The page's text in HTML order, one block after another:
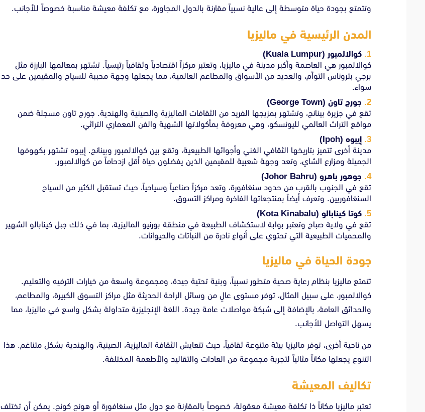
وتتمتع بجودة حياة متوسطة إلى عالية نسبياً مقارنة بالدول المجاورة، مع تكلفة معيشة مناسبة خصوصاً للأجانب.
المدن الرئيسية في ماليزيا
كوالالمبور (Kuala Lumpur)
كوالالمبور هي العاصمة وأكبر مدينة في ماليزيا، وتعتبر مركزاً اقتصادياً وثقافياً رئيسياً. تشتهر بمعالمها البارزة مثل
برجي بتروناس التوأم، والعديد من الأسواق والمطاعم العالمية، مما يجعلها وجهة محببة للسياح والمقيمين على حد
سواء.
جورج تاون (George Town)
تقع في جزيرة بينانج، وتشتهر بمزيجها الفريد من الثقافات الماليزية والصينية والهندية. جورج تاون مسجلة ضمن
مواقع التراث العالمي لليونسكو، وهي معروفة بمأكولاتها الشهية والفن المعماري التراثي.
إيبوه (Ipoh)
مدينة أخرى تتميز بتاريخها الثقافي الغني وأجوائها الطبيعية، وتقع بين كوالالمبور وبينانج. إيبوه تشتهر بكهوفها
الجميلة ومزارع الشاي، وتعد وجهة شعبية للمقيمين الذين يفضلون حياة أقل ازدحاماً من كوالالمبور.
جوهور باهرو (Johor Bahru)
تقع في الجنوب بالقرب من حدود سنغافورة، وتعد مركزاً صناعياً وسياحياً، حيث تستقبل الكثير من السياح
السنغافوريين. وتعرف أيضاً بمنتجعاتها الفاخرة ومراكز التسوق.
كوتا كينابالو (Kota Kinabalu)
تقع في ولاية صباح وتعتبر بوابة لاستكشاف الطبيعة في منطقة بورنيو الماليزية، بما في ذلك جبل كينابالو الشهير
والمحميات الطبيعية التي تحتوي على أنواع نادرة من النباتات والحيوانات.
جودة الحياة في ماليزيا
تتمتع ماليزيا بنظام رعاية صحية متطور نسبياً، وبنية تحتية جيدة، ومجموعة واسعة من خيارات الترفيه والتعليم.
كوالالمبور، على سبيل المثال، توفر مستوى عالٍ من وسائل الراحة الحديثة مثل مراكز التسوق الكبيرة، والمطاعم،
والحدائق العامة، بالإضافة إلى شبكة مواصلات عامة جيدة. اللغة الإنجليزية متداولة بشكل واسع في ماليزيا، مما
يسهل التواصل للأجانب.
من ناحية أخرى، توفر ماليزيا بيئة متنوعة ثقافياً، حيث تتعايش الثقافة الماليزية، الصينية، والهندية بشكل متناغم. هذا
التنوع يجعلها مكاناً مثالياً لتجربة مجموعة من العادات والتقاليد والأطعمة المختلفة.
تكاليف المعيشة
تعتبر ماليزيا مكاناً ذا تكلفة معيشة معقولة، خصوصاً بالمقارنة مع دول مثل سنغافورة أو هونج كونج. يمكن أن تختلف